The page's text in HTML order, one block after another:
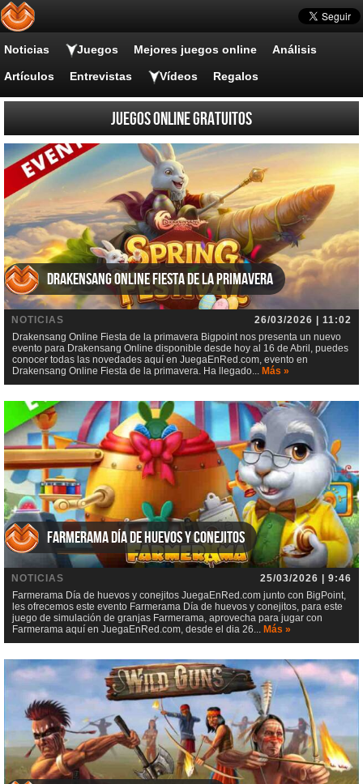
Noticias Juegos Mejores juegos online Análisis
Artículos Entrevistas Vídeos Regalos
Juegos online gratuitos
Drakensang Online Fiesta de la primavera
NOTICIAS
26/03/2026 | 11:02
Drakensang Online Fiesta de la primavera Bigpoint nos presenta un nuevo
evento para Drakensang Online disponible desde hoy al 16 de Abril, puedes
conocer todas las novedades aquí en JuegaEnRed.com, evento en
Drakensang Online Fiesta de la primavera. Ha llegado... Más »
Farmerama Día de huevos y conejitos
NOTICIAS
25/03/2026 | 9:46
Farmerama Día de huevos y conejitos JuegaEnRed.com junto con BigPoint,
les ofrecemos este evento Farmerama Día de huevos y conejitos, para este
juego de simulación de granjas Farmerama, aprovecha para jugar con
Farmerama aquí en JuegaEnRed.com, desde el dia 26... Más »